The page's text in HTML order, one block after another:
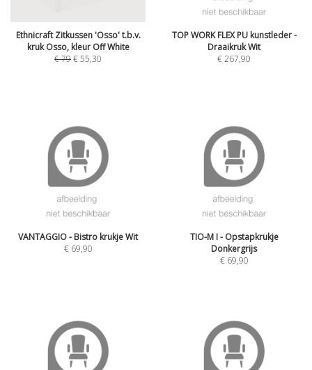
Ethnicraft Zitkussen 'Osso' t.b.v.
kruk Osso, kleur Off White
€79€55,30
TOP WORK FLEX PU kunstleder -
Draaikruk Wit
€267,90
VANTAGGIO - Bistro krukje Wit
€ 69,90
TIO-M I - Opstapkrukje
Donkergrijs
€ 69,90